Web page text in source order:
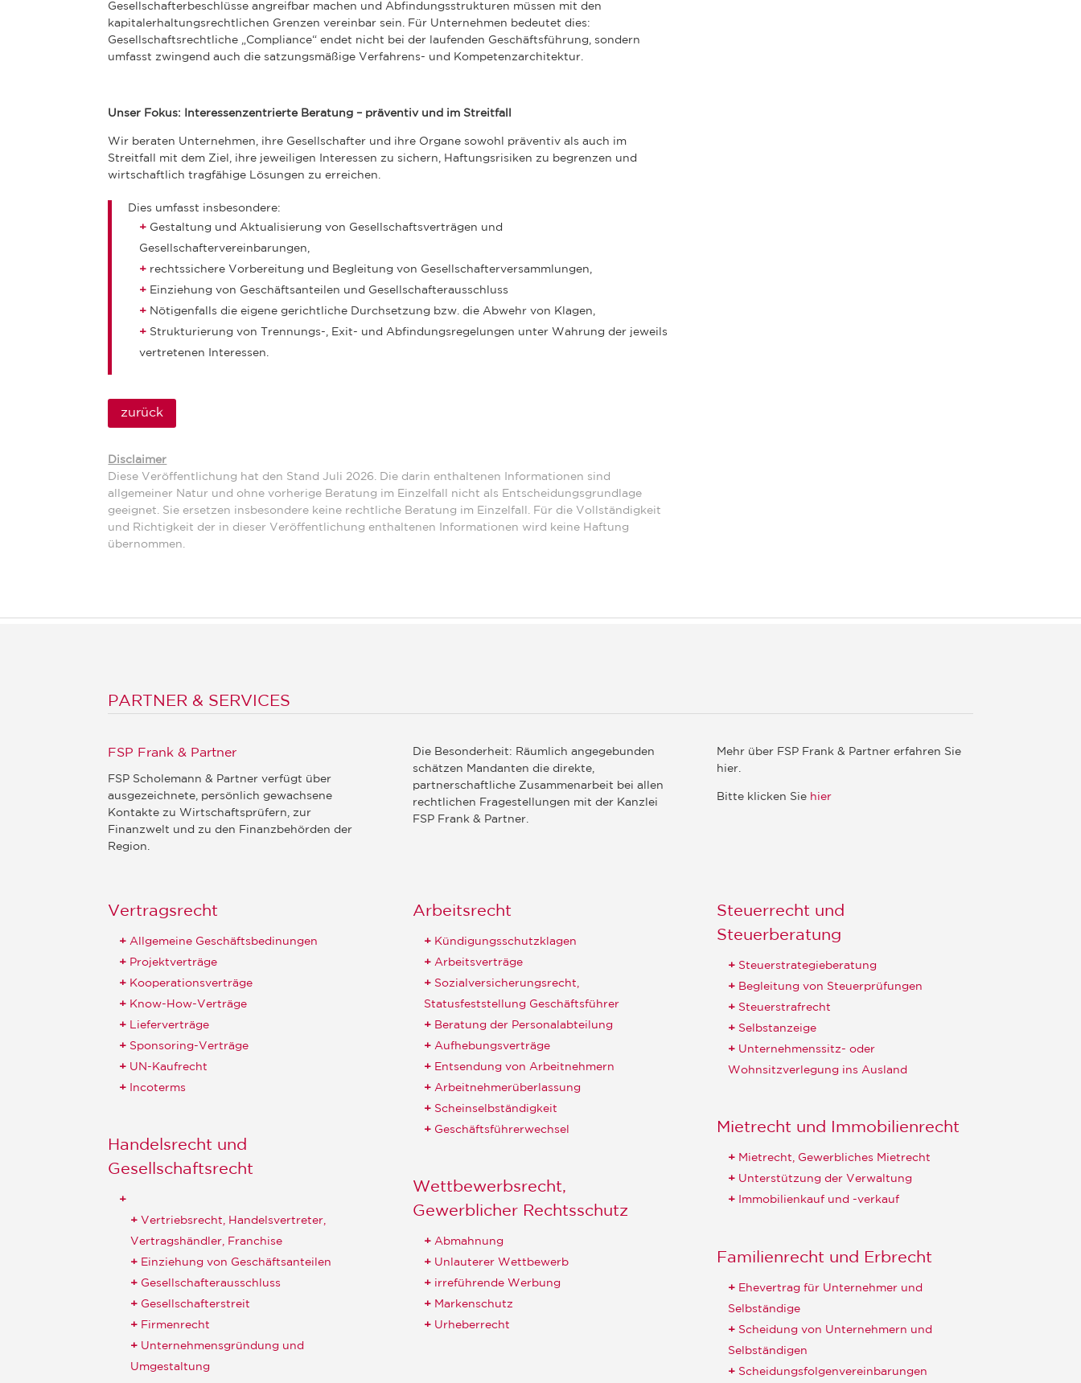
Gesellschafterbeschlüsse angreifbar machen und Abfindungsstrukturen müssen mit den
kapitalerhaltungsrechtlichen Grenzen vereinbar sein. Für Unternehmen bedeutet dies:
Gesellschaftsrechtliche „Compliance“ endet nicht bei der laufenden Geschäftsführung, sondern
umfasst zwingend auch die satzungsmäßige Verfahrens- und Kompetenzarchitektur.
Unser Fokus: Interessenzentrierte Beratung – präventiv und im Streitfall
Wir beraten Unternehmen, ihre Gesellschafter und ihre Organe sowohl präventiv als auch im
Streitfall mit dem Ziel, ihre jeweiligen Interessen zu sichern, Haftungsrisiken zu begrenzen und
wirtschaftlich tragfähige Lösungen zu erreichen.
Dies umfasst insbesondere:
Gestaltung und Aktualisierung von Gesellschaftsverträgen und
Gesellschaftervereinbarungen,
rechtssichere Vorbereitung und Begleitung von Gesellschafterversammlungen,
Einziehung von Geschäftsanteilen und Gesellschafterausschluss
Nötigenfalls die eigene gerichtliche Durchsetzung bzw. die Abwehr von Klagen,
Strukturierung von Trennungs-, Exit- und Abfindungsregelungen unter Wahrung der jeweils
vertretenen Interessen.
zurück
Disclaimer
Diese Veröffentlichung hat den Stand Juli 2026. Die darin enthaltenen Informationen sind
allgemeiner Natur und ohne vorherige Beratung im Einzelfall nicht als Entscheidungsgrundlage
geeignet. Sie ersetzen insbesondere keine rechtliche Beratung im Einzelfall. Für die Vollständigkeit
und Richtigkeit der in dieser Veröffentlichung enthaltenen Informationen wird keine Haftung
übernommen.
PARTNER & SERVICES
FSP Frank & Partner
FSP Scholemann & Partner verfügt über
ausgezeichnete, persönlich gewachsene
Kontakte zu Wirtschaftsprüfern, zur
Finanzwelt und zu den Finanzbehörden der
Region.
Die Besonderheit: Räumlich angegebunden
schätzen Mandanten die direkte,
partnerschaftliche Zusammenarbeit bei allen
rechtlichen Fragestellungen mit der Kanzlei
FSP Frank & Partner.
Mehr über FSP Frank & Partner erfahren Sie
hier.
Bitte klicken Sie hier
Vertragsrecht
Allgemeine Geschäftsbedinungen
Projektverträge
Kooperationsverträge
Know-How-Verträge
Lieferverträge
Sponsoring-Verträge
UN-Kaufrecht
Incoterms
Handelsrecht und
Gesellschaftsrecht
Vertriebsrecht, Handelsvertreter,
Vertragshändler, Franchise
Einziehung von Geschäftsanteilen
Gesellschafterausschluss
Gesellschafterstreit
Firmenrecht
Unternehmensgründung und
Umgestaltung
Arbeitsrecht
Kündigungsschutzklagen
Arbeitsverträge
Sozialversicherungsrecht,
Statusfeststellung Geschäftsführer
Beratung der Personalabteilung
Aufhebungsverträge
Entsendung von Arbeitnehmern
Arbeitnehmerüberlassung
Scheinselbständigkeit
Geschäftsführerwechsel
Wettbewerbsrecht,
Gewerblicher Rechtsschutz
Abmahnung
Unlauterer Wettbewerb
irreführende Werbung
Markenschutz
Urheberrecht
Steuerrecht und
Steuerberatung
Steuerstrategieberatung
Begleitung von Steuerprüfungen
Steuerstrafrecht
Selbstanzeige
Unternehmenssitz- oder
Wohnsitzverlegung ins Ausland
Mietrecht und Immobilienrecht
Mietrecht, Gewerbliches Mietrecht
Unterstützung der Verwaltung
Immobilienkauf und -verkauf
Familienrecht und Erbrecht
Ehevertrag für Unternehmer und
Selbständige
Scheidung von Unternehmern und
Selbständigen
Scheidungsfolgenvereinbarungen